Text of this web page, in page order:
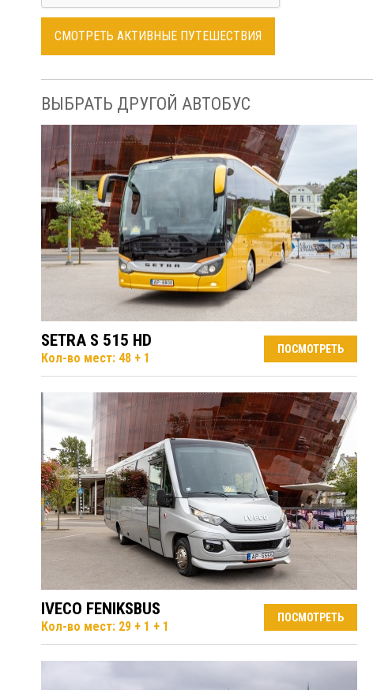
ВЫБРАТЬ ДРУГОЙ АВТОБУС
SETRA S 515 HD
Кол-во мест: 48 + 1
ПОСМОТРЕТЬ
IVECO FENIKSBUS
Кол-во мест: 29 + 1 + 1
ПОСМОТРЕТЬ